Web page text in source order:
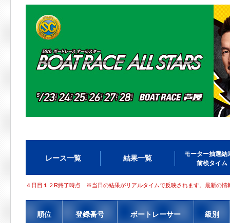
レース一覧 結果一覧
モーター抽選結
前検タイム
４日目１２R終了時点 ※当日の結果がリアルタイムで反映されます。最新の情
順位 登録番号 ボートレーサー 級別